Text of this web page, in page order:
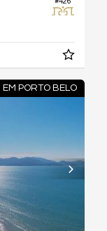
EM PORTO BELO